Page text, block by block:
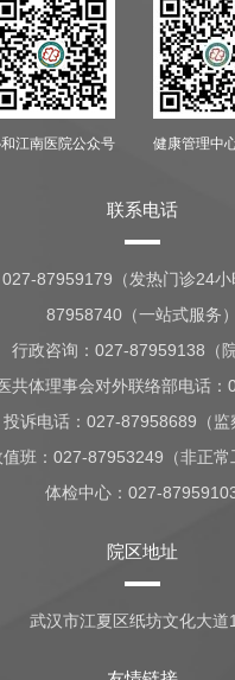
江南医院公众号 健康管理中
联系电话
027-87959179（发热门诊24
87958740（一站式服务）
行政咨询：027-87959138（院
共体理事会对外联络部电话
投诉电话：027-87958689（监
值班：027-87953249（非正常
体检中心：027-
院区地址
武汉市江夏区纸坊文化大道